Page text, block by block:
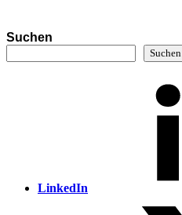
Suchen
Suchen
LinkedIn